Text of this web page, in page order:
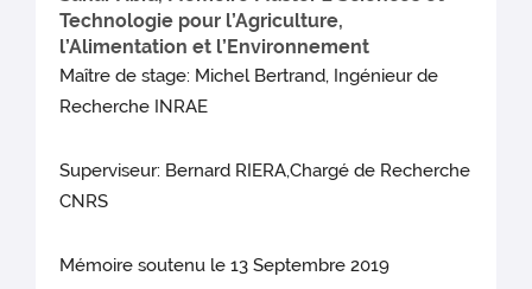
Technologie pour l’Agriculture,
l’Alimentation et l’Environnement
Maître de stage: Michel Bertrand, Ingénieur de
Recherche INRAE
Superviseur: Bernard RIERA,Chargé de Recherche
CNRS
Mémoire soutenu le 13 Septembre 2019